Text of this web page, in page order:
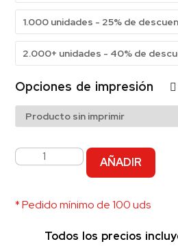
1.000 unidades - 25% de
2.000+ unidades - 40% de
Opciones de impresión
AÑADIR
* Pedido mínimo de 100 uds
Todos los precios